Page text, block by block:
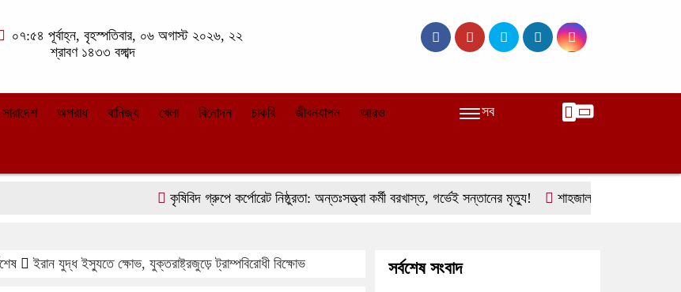
০৭:৫৪ পূর্বাহ্ন, বৃহস্পতিবার, ০৬ অগাস্ট ২০২৬, ২২
শ্রাবণ ১৪৩৩ বঙ্গাব্দ
সারাদেশ অপরাধ বানিজ্য খেলা বিনোদন চাকরি জীবনযাপন আরও সব
কৃষিবিদ গ্রুপে কর্পোরেট নিষ্ঠুরতা: অন্তঃসত্ত্বা কর্মী বরখাস্ত, গর্ভেই সন্তানের মৃত্যু! শাহজালালে অভিযান, উদ্ধার হলো
ইরান যুদ্ধ ইস্যুতে ক্ষোভ, যুক্তরাষ্ট্রজুড়ে ট্রাম্পবিরোধী বিক্ষোভ সর্বশেষ সংবাদ